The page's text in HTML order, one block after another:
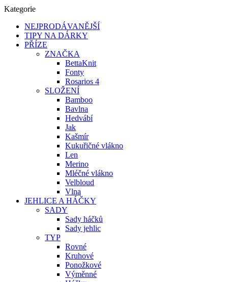
Kategorie
NEJPRODÁVANĚJŠÍ
TIPY NA DÁRKY
PŘÍZE
ZNAČKA
BettaKnit
Fonty
Rosarios 4
SLOŽENÍ
Bamboo
Bavlna
Hedvábí
Jak
Kašmír
Kukuřičné vlákno
Len
Merino
Mléčné vlákno
Velbloud
Vlna
JEHLICE A HÁČKY
SADY
Sady háčků
Sady jehlic
TYP
Rovné
Kruhové
Ponožkové
Výměnné